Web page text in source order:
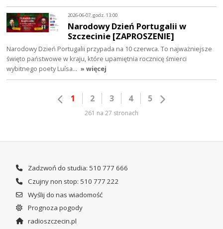
2026-06-07, godz. 13:00
Narodowy Dzień Portugalii w
Szczecinie [ZAPROSZENIE]
Narodowy Dzień Portugalii przypada na 10 czerwca. To najważniejsze
święto państwowe w kraju, które upamiętnia rocznicę śmierci
wybitnego poety Luísa… » więcej
1 2 3 4 5
261 na 27 stronach
Zadzwoń do studia: 510 777 666
Czujny non stop: 510 777 222
Wyślij do nas wiadomość
Prognoza pogody
radioszczecin.pl